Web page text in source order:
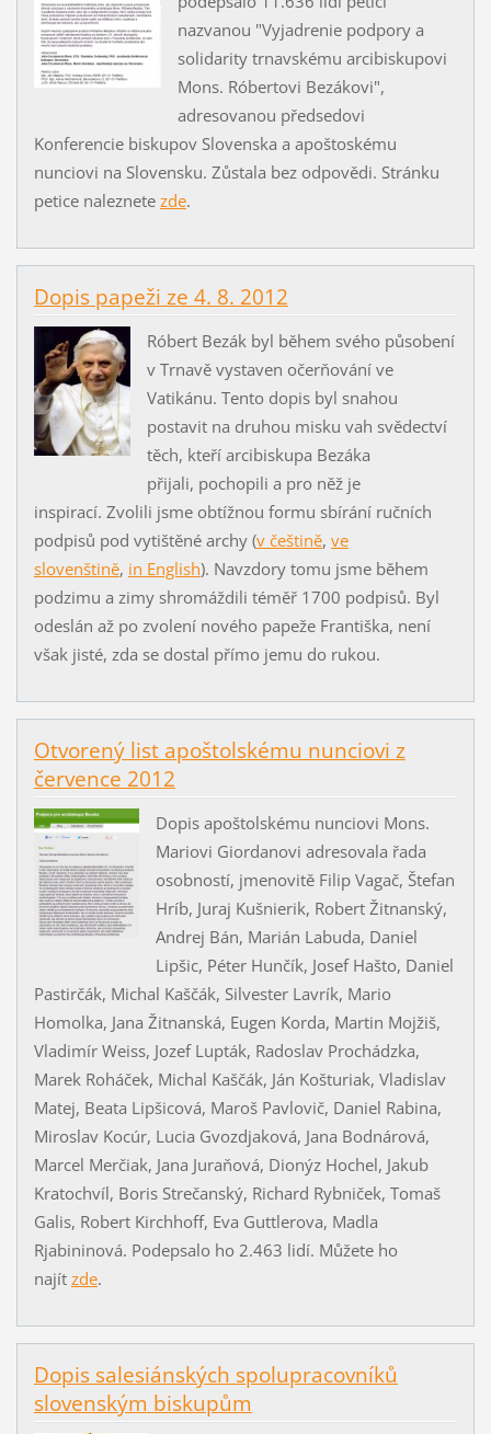
nazvanou "Vyjadrenie podpory a
solidarity trnavskému arcibiskupovi
Mons. Róbertovi Bezákovi",
adresovanou předsedovi
Konferencie biskupov Slovenska a apoštoskému
nunciovi na Slovensku. Zůstala bez odpovědi. Stránku
petice naleznete zde.
Dopis papeži ze 4. 8. 2012
Róbert Bezák byl během svého působení
v Trnavě vystaven očerňování ve
Vatikánu. Tento dopis byl snahou
postavit na druhou misku vah svědectví
těch, kteří arcibiskupa Bezáka
přijali, pochopili a pro něž je
inspirací. Zvolili jsme obtížnou formu sbírání ručních
podpisů pod vytištěné archy (v češtině, ve
slovenštině, in English). Navzdory tomu jsme během
podzimu a zimy shromáždili téměř 1700 podpisů. Byl
odeslán až po zvolení nového papeže Františka, není
však jisté, zda se dostal přímo jemu do rukou.
Otvorený list apoštolskému nunciovi z
července 2012
Dopis apoštolskému nunciovi Mons.
Mariovi Giordanovi adresovala řada
osobností, jmenovitě Filip Vagač, Štefan
Hríb, Juraj Kušnierik, Robert Žitnanský,
Andrej Bán, Marián Labuda, Daniel
Lipšic, Péter Hunčík, Josef Hašto, Daniel
Pastirčák, Michal Kaščák, Silvester Lavrík, Mario
Homolka, Jana Žitnanská, Eugen Korda, Martin Mojžiš,
Vladimír Weiss, Jozef Lupták, Radoslav Prochádzka,
Marek Roháček, Michal Kaščák, Ján Košturiak, Vladislav
Matej, Beata Lipšicová, Maroš Pavlovič, Daniel Rabina,
Miroslav Kocúr, Lucia Gvozdjaková, Jana Bodnárová,
Marcel Merčiak, Jana Juraňová, Dionýz Hochel, Jakub
Kratochvíl, Boris Strečanský, Richard Rybniček, Tomaš
Galis, Robert Kirchhoff, Eva Guttlerova, Madla
Rjabininová. Podepsalo ho 2.463 lidí. Můžete ho
najít zde.
Dopis salesiánských spolupracovníků
slovenským biskupům